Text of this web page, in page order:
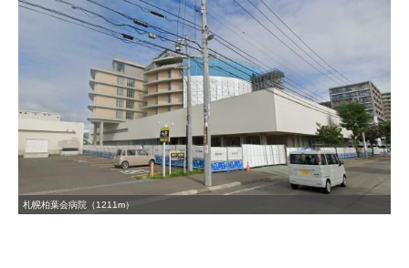
札幌柏葉会病院（1211m）